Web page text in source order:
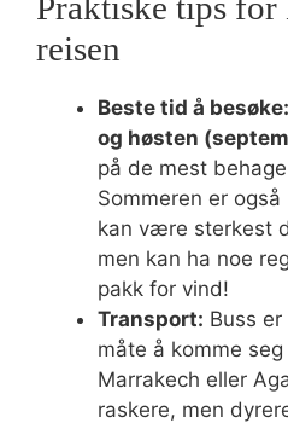
reisen
Beste tid å besøke:
og høsten
på de mest
Sommeren er
kan være sterkest
men kan ha noe
pakk for vind!
Transport: Buss
måte å komme
Marrakech eller
raskere, men